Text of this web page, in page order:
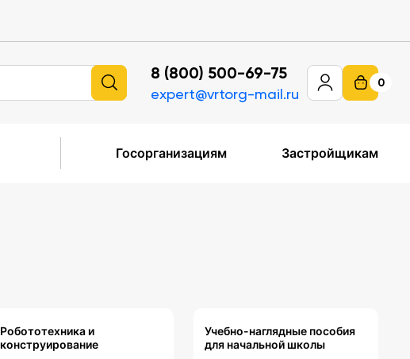
8 (800) 500-69-75
expert@vrtorg-mail.ru
0
Госорганизациям Застройщикам
Робототехника и
конструирование
Учебно-наглядные пособия
для начальной школы